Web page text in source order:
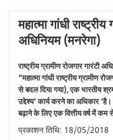
महात्मा गांधी
अधिनियम (मनरेगा)
राष्ट्रीय ग्रामीण रोजगार गारंटी
“महात्मा गांधी राष्ट्रीय ग्रामीण
से बदल दिया गया), एक भारतीय
उद्देश्य’ कार्य करने का अधिकार
बढ़ाने के लिए एक वित्तीय वर्ष में
प्रकाशन तिथि: 18/05/2018